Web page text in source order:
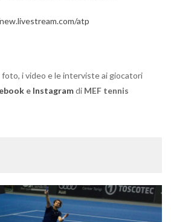
atp
foto, i video e le interviste ai giocatori
e Instagramdi MEF tennis